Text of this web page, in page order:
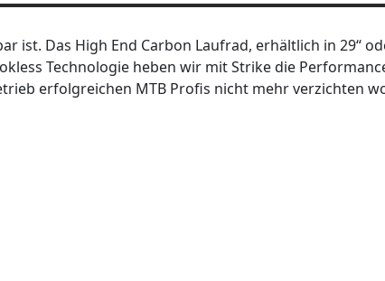
ist. Das High End Carbon Laufrad, erhältlich in 29“
Technologie heben wir mit Strike die
erfolgreichen MTB Profis nicht mehr verzichten